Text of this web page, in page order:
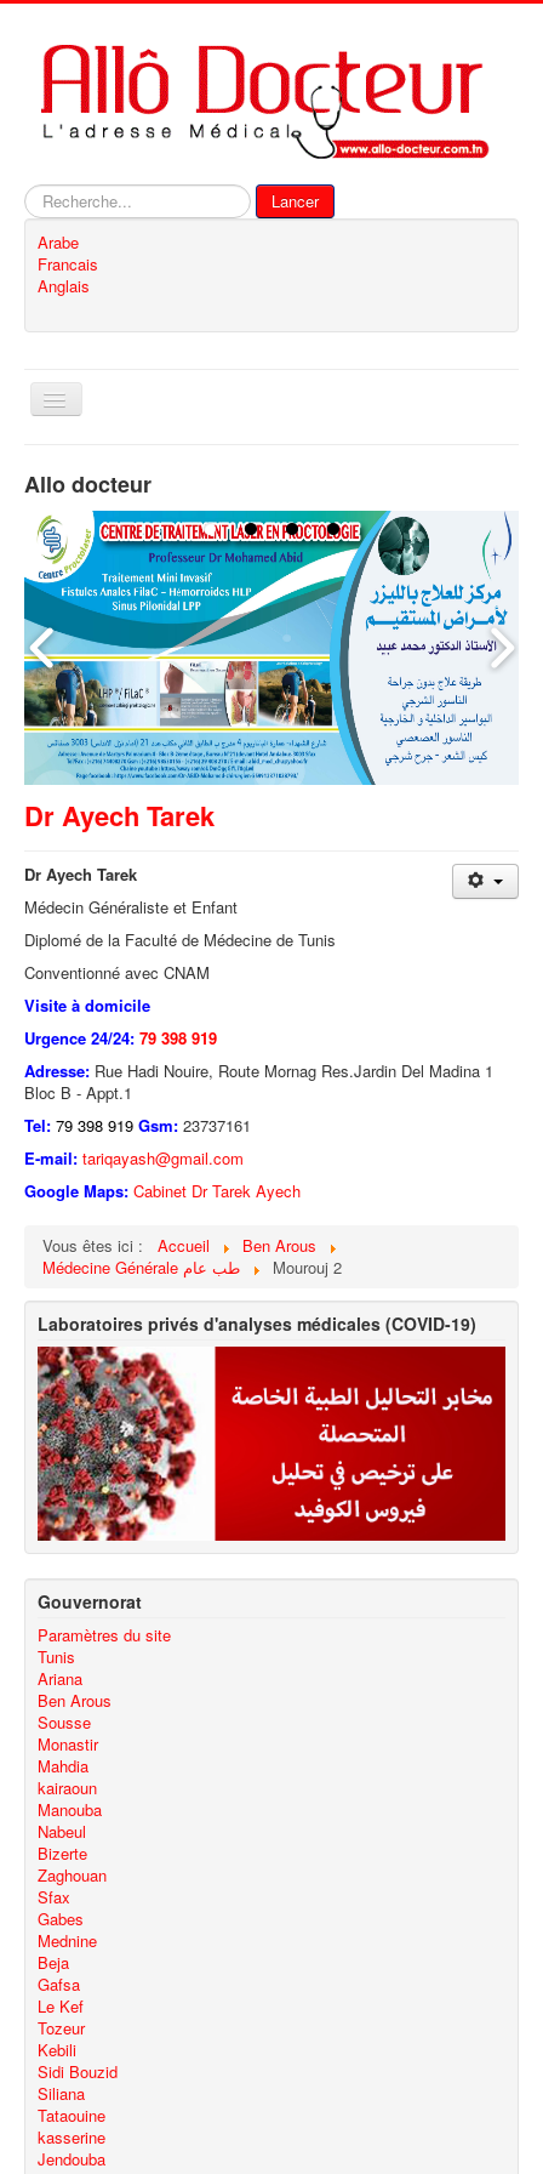
Rechercher
Lancer
Arabe
Francais
Anglais
Basculer
Contact
Allo docteur
Dr Ayech Tarek
Dr Ayech Tarek
Médecin Généraliste et Enfant
Diplomé de la Faculté de Médecine de Tunis
Conventionné avec CNAM
Visite à domicile
Urgence 24/24: 79 398 919
Adresse: Rue Hadi Nouire, Route Mornag Res.Jardin Del Madina 1
Bloc B - Appt.1
Tel: 79 398 919 Gsm: 23737161
E-mail: tariqayash@gmail.com
Google Maps: Cabinet Dr Tarek Ayech
Vous êtes ici : Accueil
Ben Arous
Médecine Générale طب عام
Mourouj 2
Laboratoires privés d'analyses médicales (COVID-19)
Gouvernorat
Paramètres du site
Tunis
Ariana
Ben Arous
Sousse
Monastir
Mahdia
kairaoun
Manouba
Nabeul
Bizerte
Zaghouan
Sfax
Gabes
Mednine
Beja
Gafsa
Le Kef
Tozeur
Kebili
Sidi Bouzid
Siliana
Tataouine
kasserine
Jendouba